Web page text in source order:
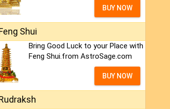
BUY NOW
Shui
Bring Good Luck to your Place with
Feng Shui.from AstroSage.com
BUY NOW